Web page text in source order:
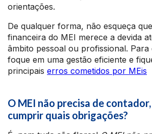
orientações.
De qualquer forma, não esqueça
financeira do MEI merece a devida
âmbito pessoal ou profissional.
foque em uma gestão eficiente e
principais erros cometidos por MEis
O MEI não precisa de
cumprir quais obrigações?